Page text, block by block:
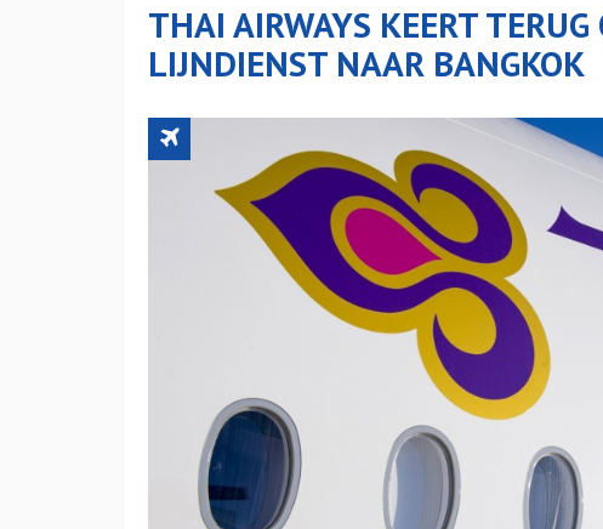
THAI AIRWAYS KEERT
LIJNDIENST NAAR BANGKOK